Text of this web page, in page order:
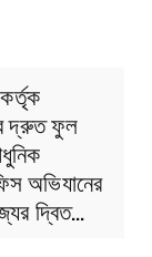
দ্রুত ফুল
অভিযানের
দ্বিত…